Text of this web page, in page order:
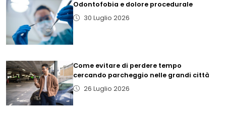
Odontofobia e dolore procedurale
30 Luglio 2026
Come evitare di perdere tempo
cercando parcheggio nelle grandi città
26 Luglio 2026